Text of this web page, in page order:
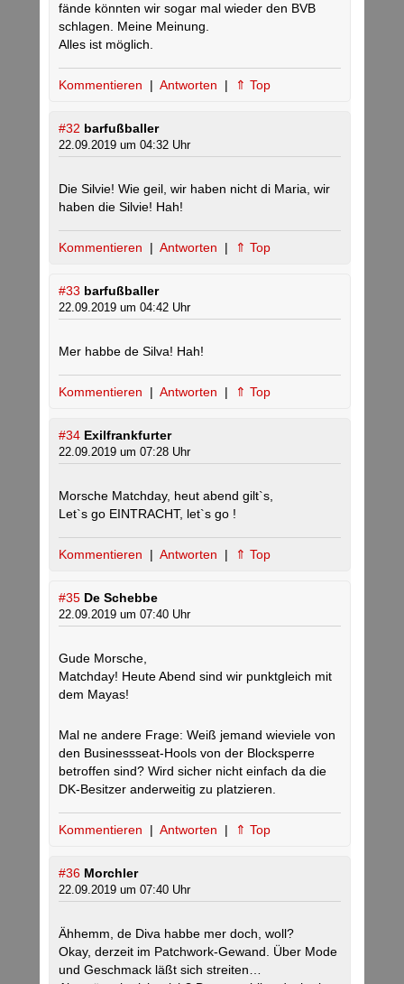
fände könnten wir sogar mal wieder den BVB
schlagen. Meine Meinung.
Alles ist möglich.
Kommentieren | Antworten | ⇑ Top
#32 barfußballer
22.09.2019 um 04:32 Uhr
Die Silvie! Wie geil, wir haben nicht di Maria, wir
haben die Silvie! Hah!
Kommentieren | Antworten | ⇑ Top
#33 barfußballer
22.09.2019 um 04:42 Uhr
Mer habbe de Silva! Hah!
Kommentieren | Antworten | ⇑ Top
#34 Exilfrankfurter
22.09.2019 um 07:28 Uhr
Morsche Matchday, heut abend gilt`s,
Let`s go EINTRACHT, let`s go !
Kommentieren | Antworten | ⇑ Top
#35 De Schebbe
22.09.2019 um 07:40 Uhr
Gude Morsche,
Matchday! Heute Abend sind wir punktgleich mit
dem Mayas!
Mal ne andere Frage: Weiß jemand wieviele von
den Businessseat-Hools von der Blocksperre
betroffen sind? Wird sicher nicht einfach da die
DK-Besitzer anderweitig zu platzieren.
Kommentieren | Antworten | ⇑ Top
#36 Morchler
22.09.2019 um 07:40 Uhr
Ähhemm, de Diva habbe mer doch, woll?
Okay, derzeit im Patchwork-Gewand. Über Mode
und Geschmack läßt sich streiten…